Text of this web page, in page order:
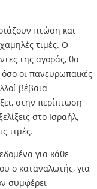
πτώση και
τιμές. Ο
της αγοράς, θα
όσο οι πανευρωπαϊκές
βέβαια
στην περίπτωση
στο Ισραήλ,
τιμές.
για κάθε
ο καταναλωτής, για
συμφέρει